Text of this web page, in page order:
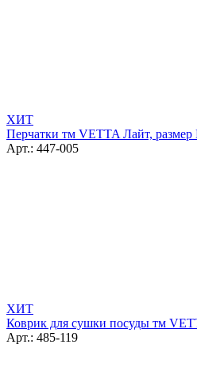
ХИТ
Перчатки тм VETTA Лайт, размер
Арт.: 447-005
ХИТ
Коврик для сушки посуды тм
Арт.: 485-119